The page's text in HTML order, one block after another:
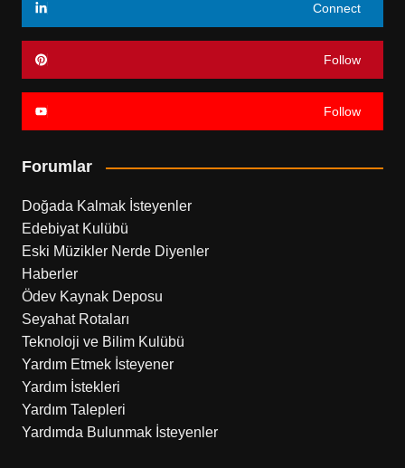
Connect
Follow
Follow
Forumlar
Doğada Kalmak İsteyenler
Edebiyat Kulübü
Eski Müzikler Nerde Diyenler
Haberler
Ödev Kaynak Deposu
Seyahat Rotaları
Teknoloji ve Bilim Kulübü
Yardım Etmek İsteyener
Yardım İstekleri
Yardım Talepleri
Yardımda Bulunmak İsteyenler